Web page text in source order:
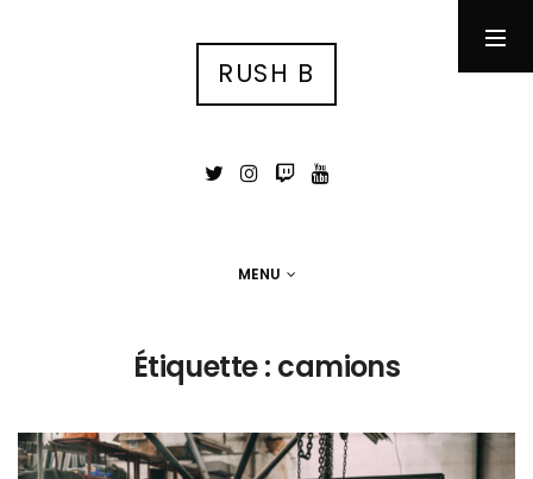
RUSH B
MENU
Étiquette : camions
Stuff
Portfolio photo